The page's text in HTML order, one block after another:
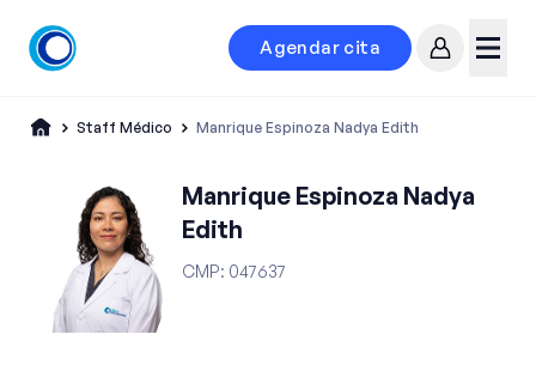
Agendar cita
Staff Médico Manrique Espinoza Nadya Edith
Manrique Espinoza Nadya
Edith
CMP: 047637